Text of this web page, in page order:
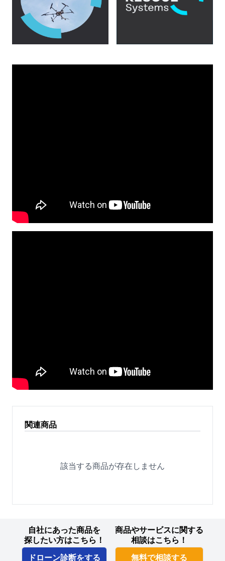
関連商品
該当する商品が存在しません
自社にあった商品を
探したい方はこちら！
ドローン診断をする
商品やサービスに関する
相談はこちら！
無料で相談する